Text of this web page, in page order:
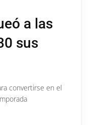
a las
sus
convertirse en el